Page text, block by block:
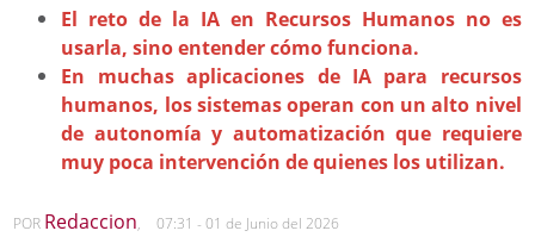
El reto de la IA en Recursos Humanos no es
usarla, sino entender cómo funciona.
En muchas aplicaciones de IA para recursos
humanos, los sistemas operan con un alto nivel
de autonomía y automatización que requiere
muy poca intervención de quienes los utilizan.
POR Redaccion, 07:31 - 01 de Junio del 2026